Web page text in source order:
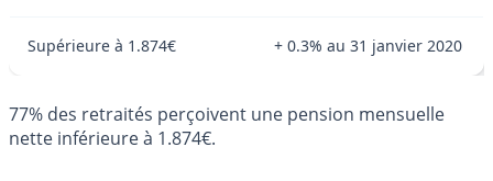
Supérieure à 1.874€ + 0.3% au 31 janvier 2020
77% des retraités perçoivent une pension mensuelle
nette inférieure à 1.874€.